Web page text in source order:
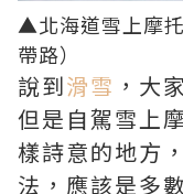
▲北海道雪上摩
帶路）
說到滑雪 ，大
但是自駕雪上
樣詩意的地方
法，應該是多